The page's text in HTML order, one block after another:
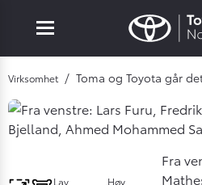
Mobile navigation
navigation
Virksomhet / Toma og Toyota går
Lav
Høy
Fra